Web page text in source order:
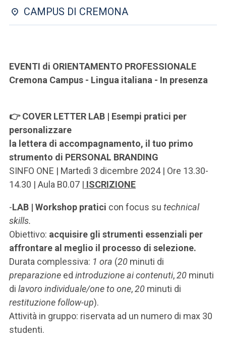
SEI UN DOCENTE O UN MEMBRO DELLO STAFF
CAMPUS DI CREMONA
EVENTI di ORIENTAMENTO PROFESSIONALE
Cremona Campus - Lingua italiana - In presenza
👉 COVER LETTER LAB | Esempi pratici per
personalizzare
la lettera di accompagnamento, il tuo primo
strumento di PERSONAL BRANDING
SINFO ONE | Martedì 3 dicembre 2024 | Ore 13.30-
14.30 | Aula B0.07 | ISCRIZIONE
-LAB | Workshop pratici con focus su technical
skills.
Obiettivo: acquisire gli strumenti essenziali per
affrontare al meglio il processo di selezione.
Durata complessiva: 1 ora (20 minuti di
preparazione ed introduzione ai contenuti,20 minuti
di lavoro individuale/one to one,20 minuti di
restituzione follow-up).
Attività in gruppo: riservata ad un numero di max 30
studenti.